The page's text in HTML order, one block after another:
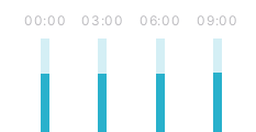
00:00 03:00 06:00 09:00